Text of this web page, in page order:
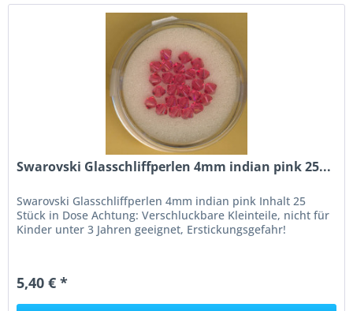
Swarovski Glasschliffperlen 4mm indian pink 25...
Swarovski Glasschliffperlen 4mm indian pink Inhalt 25
Stück in Dose Achtung: Verschluckbare Kleinteile, nicht für
Kinder unter 3 Jahren geeignet, Erstickungsgefahr!
5,40 € *